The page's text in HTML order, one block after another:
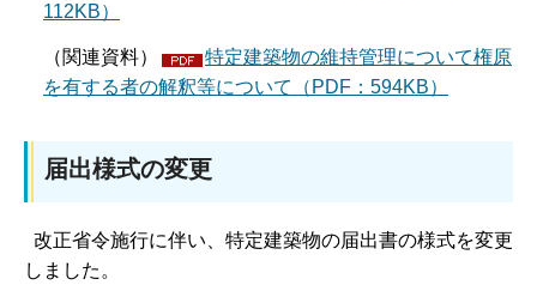
112KB）
（関連資料）
特定建築物の維持管理について権原
を有する者の解釈等について（PDF：594KB）
届出様式の変更
改正省令施行に伴い、特定建築物の届出書の様式を変更
しました。